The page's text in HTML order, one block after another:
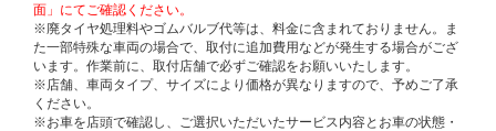
面」にてご確認ください。
※廃タイヤ処理料やゴムバルブ代等は、料金に含まれておりません。ま
た一部特殊な車両の場合で、取付に追加費用などが発生する場合がござ
います。作業前に、取付店舗で必ずご確認をお願いいたします。
※店舗、車両タイプ、サイズにより価格が異なりますので、予めご了承
ください。
※お車を店頭で確認し、ご選択いただいたサービス内容とお車の状態・